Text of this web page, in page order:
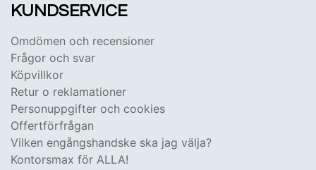
KUNDSERVICE
Omdömen och recensioner
Frågor och svar
Köpvillkor
Retur o reklamationer
Personuppgifter och cookies
Offertförfrågan
Vilken engångshandske ska jag välja?
Kontorsmax för ALLA!